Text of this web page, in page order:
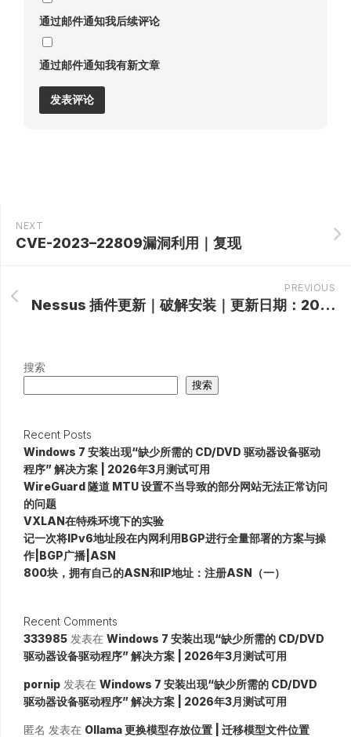
通过邮件通知我后续评论
通过邮件通知我有新文章
NEXT
CVE-2023–22809漏洞利用｜复现
PREVIOUS
Nessus 插件更新｜破解安装｜更新日期：2025-09-10
搜索
搜索
Recent Posts
Windows 7 安装出现“缺少所需的 CD/DVD 驱动器设备驱动
程序” 解决方案 | 2026年3月测试可用
WireGuard 隧道 MTU 设置不当导致的部分网站无法正常访问
的问题
VXLAN在特殊环境下的实验
记一次将IPv6地址段在内网利用BGP进行全量部署的方案与操
作|BGP广播|ASN
800块，拥有自己的ASN和IP地址：注册ASN（一）
Recent Comments
333985 发表在 Windows 7 安装出现“缺少所需的 CD/DVD
驱动器设备驱动程序” 解决方案 | 2026年3月测试可用
pornip 发表在 Windows 7 安装出现“缺少所需的 CD/DVD
驱动器设备驱动程序” 解决方案 | 2026年3月测试可用
匿名 发表在 Ollama 更换模型存放位置 | 迁移模型文件位置